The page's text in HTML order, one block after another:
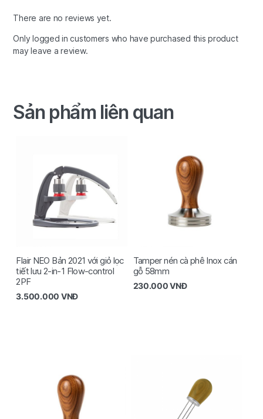
There are no reviews yet.
Only logged in customers who have purchased this product
may leave a review.
Sản phẩm liên quan
Flair NEO Bản 2021 với giỏ lọc
tiết lưu 2-in-1 Flow-control
2PF
3.500.000 VNĐ
Tamper nén cà phê Inox cán
gỗ 58mm
230.000VNĐ